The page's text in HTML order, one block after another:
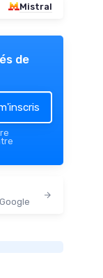
Mistral
de